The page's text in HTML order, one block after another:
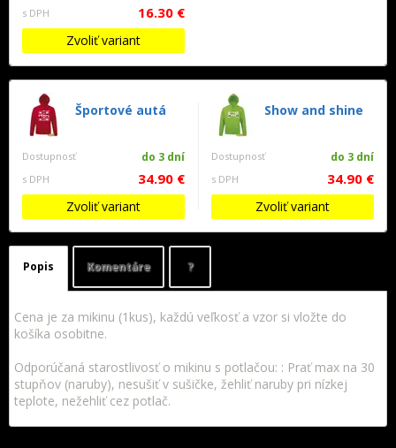
s DPH 16.30 €
Zvoliť variant
Športové autá
Dostupnosť do 3 dní
s DPH 34.90 €
Zvoliť variant
Show and shine
Dostupnosť do 3 dní
s DPH 34.90 €
Zvoliť variant
Popis Komentáre ?
Cena je za mikinu (1kus), každú veľkosť a vzor si vložte do
košíka osobitne.
Odporúčaná starostlivosť o mikinu s potlačou: : Prať max na 30
stupňov (naruby), nesušiť v sušičke, žehliť naruby pri nízkej
teplote, nežehliť cez potlač.